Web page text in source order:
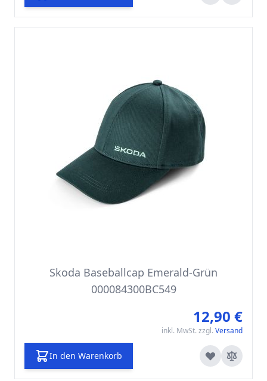
Skoda Baseballcap Emerald-Grün
000084300BC549
12,90 €
inkl. MwSt. zzgl. Versand
In den Warenkorb